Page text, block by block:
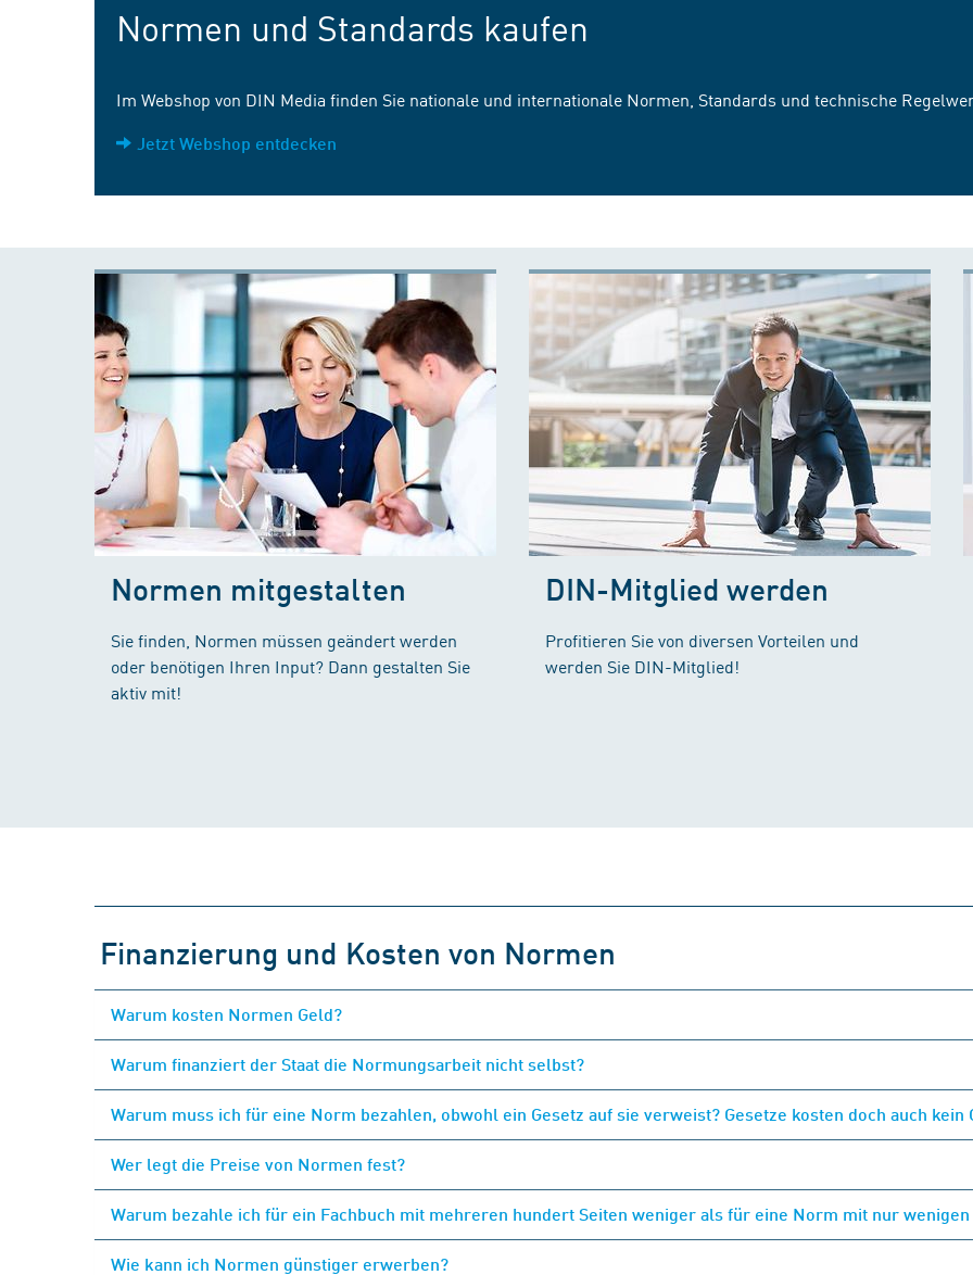
Normen und Standards kaufen
Im Webshop von DIN Media finden Sie nationale und internationale Normen, Standards und technische
Jetzt Webshop entdecken
Normen mitgestalten
Sie finden, Normen müssen geändert werden
oder benötigen Ihren Input? Dann gestalten Sie
aktiv mit!
DIN-Mitglied werden
Profitieren Sie von diversen Vorteilen und
werden Sie DIN-Mitglied!
Finanzierung und Kosten von Normen
Warum kosten Normen Geld?
Warum finanziert der Staat die Normungsarbeit nicht selbst?
Warum muss ich für eine Norm bezahlen, obwohl ein Gesetz auf sie verweist? Gesetze kosten doch auch kein
Wer legt die Preise von Normen fest?
Warum bezahle ich für ein Fachbuch mit mehreren hundert Seiten weniger als für eine Norm mit nur wenigen
Wie kann ich Normen günstiger erwerben?